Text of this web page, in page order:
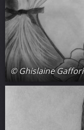
© Ghislaine Gaffori